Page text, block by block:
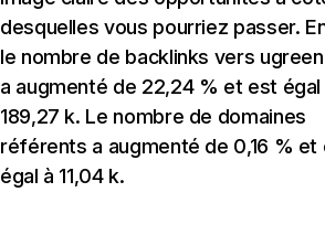
desquelles vous pourriez passer.
le nombre de backlinks vers
a augmenté de 22,24 % et est égal
189,27 k. Le nombre de domaines
référents a augmenté de 0,16 % et
égal à 11,04 k.